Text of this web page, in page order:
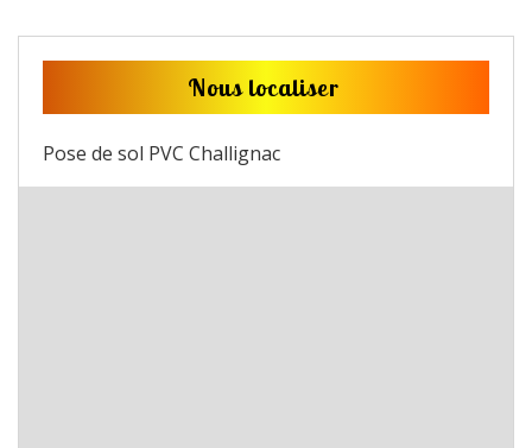
Nous localiser
Pose de sol PVC Challignac